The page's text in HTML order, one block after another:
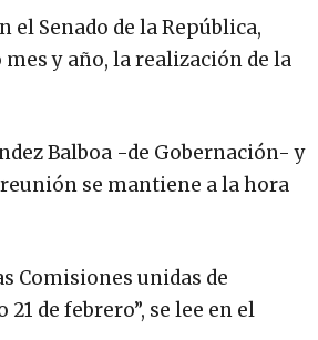
el Senado de la República,
y año, la realización de la
Balboa -de Gobernación- y
se mantiene a la hora
Comisiones unidas de
de febrero”, se lee en el